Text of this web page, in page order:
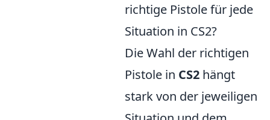
richtige Pistole für jede
Situation in CS2?
Die Wahl der richtigen
Pistole in CS2 hängt
stark von der jeweiligen